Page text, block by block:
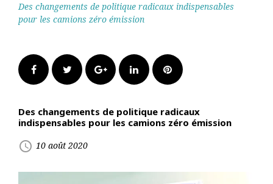
Des changements de politique radicaux indispensables
pour les camions zéro émission
FacebookTwitter Google+LinkedInPinterest
Des changements de politique radicaux
indispensables pour les camions zéro émission
access_time 10 août 2020